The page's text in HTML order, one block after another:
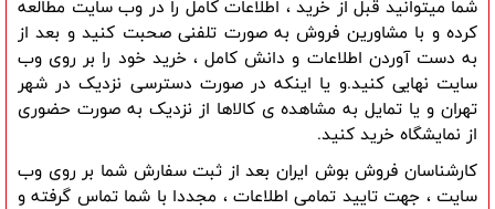
از نمایشگاه خرید کنید.